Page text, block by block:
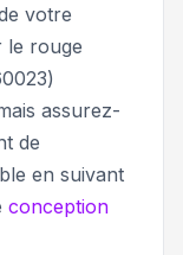
votre
le rouge
assurez-
de
en suivant
conception